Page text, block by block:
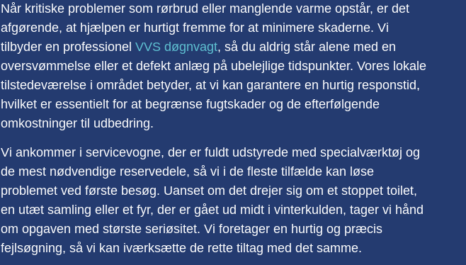
Når kritiske problemer som rørbrud eller manglende varme opstår, er det
afgørende, at hjælpen er hurtigt fremme for at minimere skaderne. Vi
tilbyder en professionel VVS døgnvagt, så du aldrig står alene med en
oversvømmelse eller et defekt anlæg på ubelejlige tidspunkter. Vores lokale
tilstedeværelse i området betyder, at vi kan garantere en hurtig responstid,
hvilket er essentielt for at begrænse fugtskader og de efterfølgende
omkostninger til udbedring.
Vi ankommer i servicevogne, der er fuldt udstyrede med specialværktøj og
de mest nødvendige reservedele, så vi i de fleste tilfælde kan løse
problemet ved første besøg. Uanset om det drejer sig om et stoppet toilet,
en utæt samling eller et fyr, der er gået ud midt i vinterkulden, tager vi hånd
om opgaven med største seriøsitet. Vi foretager en hurtig og præcis
fejlsøgning, så vi kan iværksætte de rette tiltag med det samme.